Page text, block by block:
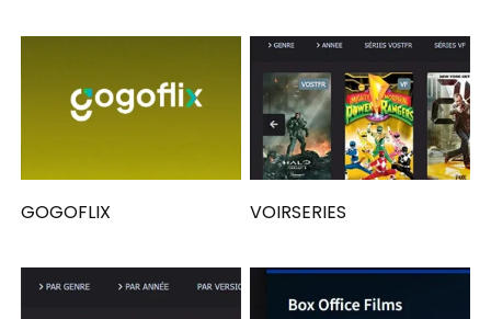
GOGOFLIX VOIRSERIES